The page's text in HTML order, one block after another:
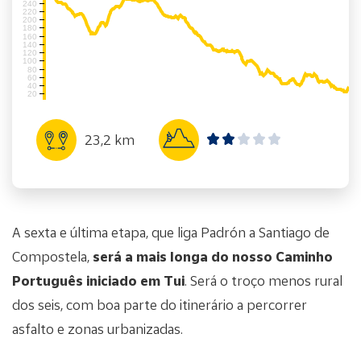
20
40
60
80
100
120
140
160
180
200
220
240
23,2 km
A sexta e última etapa, que liga Padrón a Santiago de
Compostela, será a mais longa do nosso Caminho
Português iniciado em Tui. Será o troço menos rural
dos seis, com boa parte do itinerário a percorrer
asfalto e zonas urbanizadas.